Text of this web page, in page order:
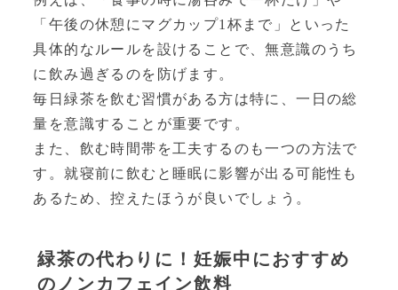
「午後の休憩にマグカップ1杯まで」といった
具体的なルールを設けることで、無意識のうち
に飲み過ぎるのを防げます。
毎日緑茶を飲む習慣がある方は特に、一日の総
量を意識することが重要です。
また、飲む時間帯を工夫するのも一つの方法で
す。就寝前に飲むと睡眠に影響が出る可能性も
あるため、控えたほうが良いでしょう。
緑茶の代わりに！妊娠中におすすめ
のノンカフェイン飲料